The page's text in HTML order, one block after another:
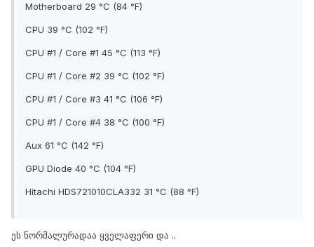
Motherboard 29 °C (84 °F)
CPU 39 °C (102 °F)
CPU #1 / Core #1 45 °C (113 °F)
CPU #1 / Core #2 39 °C (102 °F)
CPU #1 / Core #3 41 °C (106 °F)
CPU #1 / Core #4 38 °C (100 °F)
Aux 61 °C (142 °F)
GPU Diode 40 °C (104 °F)
Hitachi HDS721010CLA332 31 °C (88 °F)
ეს ნორმალურადაა ყველაფერი და ..